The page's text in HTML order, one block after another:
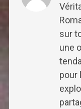
sur
une
pour